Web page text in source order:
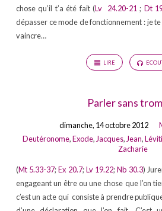
chose qu’il t’a été fait (Lv 24.20-21 ; Dt
dépasser ce mode de fonctionnement : je
vaincre…
LIRE
Parler sans
dimanche, 14 octobre 2012
Deutéronome,Exode,Jacques,Jean,
Zacharie
(Mt 5.33-37;Ex 20.7;Lv 19.22;Nb 30.3)
engageant un être ou une chose que l’on
c’est un acte qui consiste à prendre